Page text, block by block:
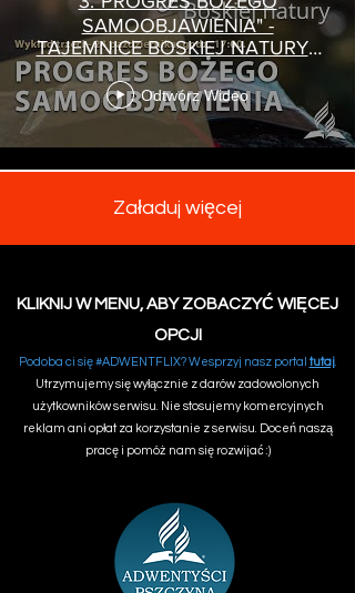
SAMOOBJAWIENIA" -
TAJEMNICE BOSKIEJ NATURY -
pastor Zbigniew Makarewicz
Odtwórz Wideo
Załaduj więcej
KLIKNIJ W MENU, ABY ZOBACZYĆ WIĘCEJ
OPCJI
Podoba ci się #ADWENTFLIX? Wesprzyj nasz portal tutaj.
Utrzymujemy się wyłącznie z darów zadowolonych
użytkowników serwisu. Nie stosujemy komercyjnych
reklam ani opłat za korzystanie z serwisu. Doceń naszą
pracę i pomóż nam się rozwijać :)